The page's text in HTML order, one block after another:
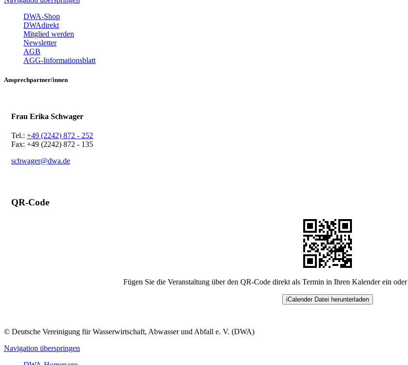
DWA-Shop
DWAdirekt
Mitglied werden
Newsletter
AGB
AGG-Informationsblatt
Ansprechpartner/innen
Frau Erika Schwager
Tel.: +49 (2242) 872 - 252
Fax: +49 (2242) 872 - 135
schwager@dwa.de
QR-Code
Fügen Sie die Veranstaltung über den QR-Code direkt als Termin in Ihren Kalender ein
iCalender Datei herunterladen
© Deutsche Vereinigung für Wasserwirtschaft, Abwasser und Abfall e. V. (DWA)
Navigation überspringen